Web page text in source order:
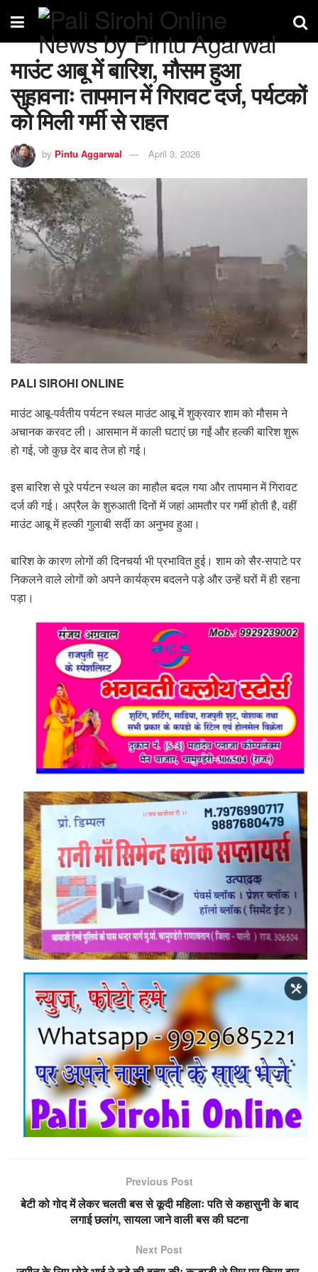
माउंट आबू में बारिश, मौसम हुआ
सुहावनाः तापमान में गिरावट दर्ज, पर्यटकों
को मिली गर्मी से राहत
by Pintu Aggarwal April 3, 2026
PALI SIROHI ONLINE
माउंट आबू-पर्वतीय पर्यटन स्थल माउंट आबू में शुक्रवार शाम को मौसम ने
अचानक करवट ली। आसमान में काली घटाएं छा गईं और हल्की बारिश शुरू
हो गई, जो कुछ देर बाद तेज हो गई।
इस बारिश से पूरे पर्यटन स्थल का माहौल बदल गया और तापमान में गिरावट
दर्ज की गई। अप्रैल के शुरुआती दिनों में जहां आमतौर पर गर्मी होती है, वहीं
माउंट आबू में हल्की गुलाबी सर्दी का अनुभव हुआ।
बारिश के कारण लोगों की दिनचर्या भी प्रभावित हुई। शाम को सैर-सपाटे पर
निकलने वाले लोगों को अपने कार्यक्रम बदलने पड़े और उन्हें घरों में ही रहना
पड़ा।
Previous Post
बेटी को गोद में लेकर चलती बस से कूदी महिलाः पति से कहासुनी के बाद
लगाई छलांग, सायला जाने वाली बस की घटना
Next Post